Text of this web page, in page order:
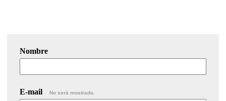
Nombre
E-mail No será mostrado.